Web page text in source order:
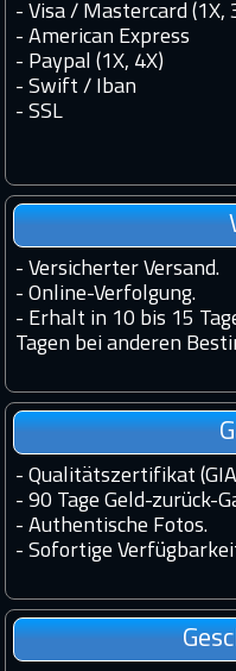
- Visa / Mastercard (1X,
- American Express
- Paypal (1X, 4X)
- Swift / Iban
- SSL
- Versicherter Versand.
- Online-Verfolgung.
- Erhalt in 10 bis 15
Tagen bei anderen
- Qualitätszertifikat
- 90 Tage Geld-zurück-
- Authentische Fotos.
- Sofortige